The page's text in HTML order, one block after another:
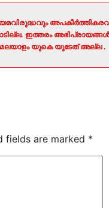
ഇത്തരം
യുകെ യുടേത് അല്ല .
fields are marked *